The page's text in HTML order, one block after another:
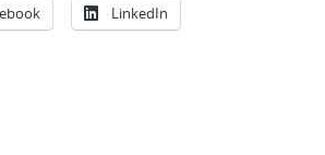
LinkedIn